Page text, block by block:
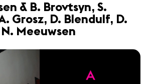
& B. Brovtsyn, S.
Grosz, D. Blendulf, D.
Meeuwsen